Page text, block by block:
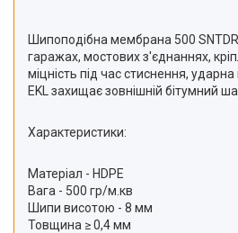
Шипоподібна мембрана 500
гаражах, мостових з'єднаннях,
міцність під час стиснення,
EKL захищає зовнішній бітумний
Характеристики:
Матеріал - HDPE
Вага - 500 гр/м.кв
Шипи висотою - 8 мм
Товщина ≥ 0,4 мм